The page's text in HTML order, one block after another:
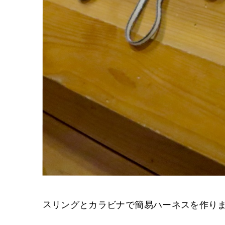
スリングとカラビナで簡易ハーネスを作り